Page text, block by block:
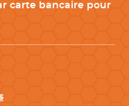
carte bancaire pour